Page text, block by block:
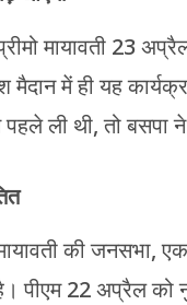
मायावती 23
में ही यह
ली थी, तो बसपा
की जनसभा,
पीएम 22 अप्रैल